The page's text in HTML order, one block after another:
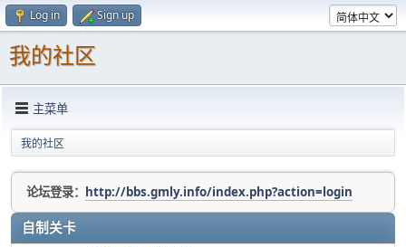
Log in Sign up
我的社区
主菜单
我的社区
论坛登录： http://bbs.gmly.info/index.php?action=login
自制关卡